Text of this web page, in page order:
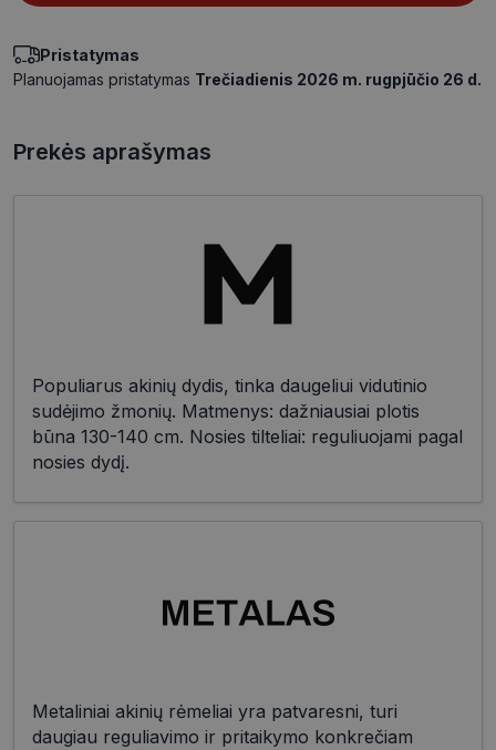
Pristatymas
Planuojamas pristatymas Trečiadienis 2026 m. rugpjūčio 26 d.
Prekės aprašymas
Populiarus akinių dydis, tinka daugeliui vidutinio
sudėjimo žmonių. Matmenys: dažniausiai plotis
būna 130-140 cm. Nosies tilteliai: reguliuojami pagal
nosies dydį.
Metaliniai akinių rėmeliai yra patvaresni, turi
daugiau reguliavimo ir pritaikymo konkrečiam